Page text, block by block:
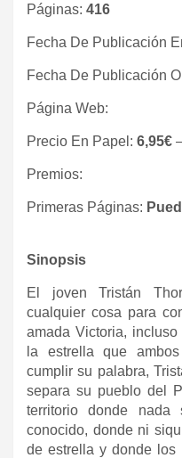
Páginas: 416
Fecha De Publicación
Fecha De Publicación
Página Web:
Precio En Papel: 6,95€
Premios:
Primeras Páginas:
Sinopsis
El joven Tristán
cualquier cosa para
amada Victoria,
la estrella que
cumplir su palabra,
separa su pueblo del
territorio donde
conocido, donde ni
de estrella y donde los